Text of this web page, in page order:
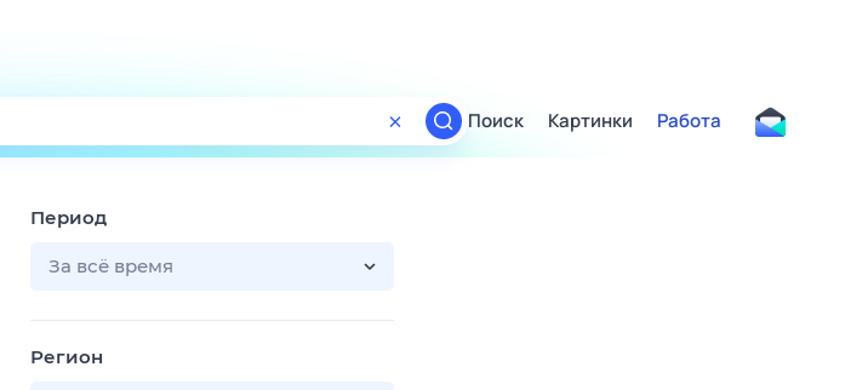
Поиск
ТВ-программа
Поиск Картинки Работа
Период
За всё время
Регион